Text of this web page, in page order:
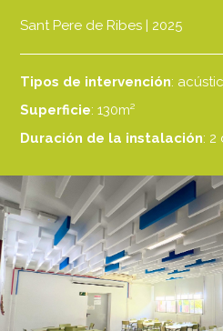
Sant Pere de Ribes | 2025
Tipos de intervención:
Superficie: 130m²
Duración de la instalación: 2